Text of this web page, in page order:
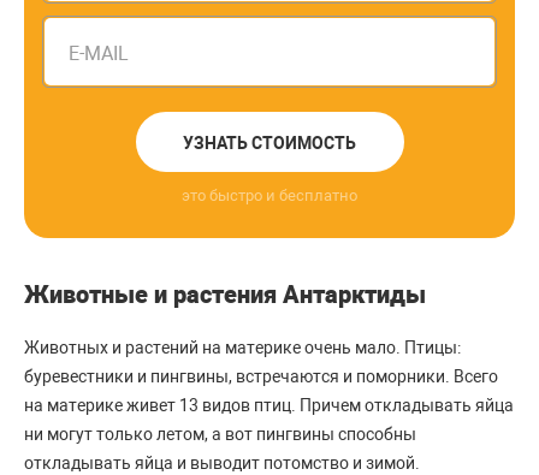
E-MAIL
УЗНАТЬ СТОИМОСТЬ
это быстро и бесплатно
Животные и растения Антарктиды
Животных и растений на материке очень мало. Птицы:
буревестники и пингвины, встречаются и поморники. Всего
на материке живет 13 видов птиц. Причем откладывать яйца
ни могут только летом, а вот пингвины способны
откладывать яйца и выводит потомство и зимой.